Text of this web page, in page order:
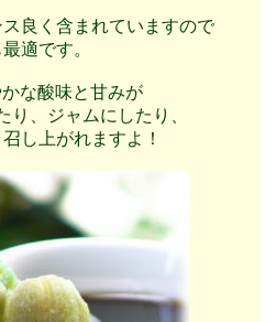
良く含まれていますので
適です。
な酸味と甘みが
、ジャムにしたり、
し上がれますよ！